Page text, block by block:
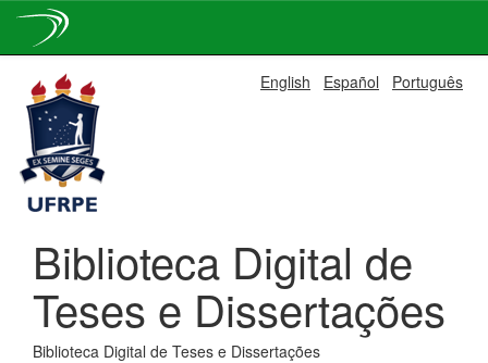
navigation
English Español Português
Biblioteca Digital de
Teses e Dissertações
Biblioteca Digital de Teses e Dissertações